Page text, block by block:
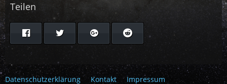
Teilen
Datenschutzerklärung Kontakt Impressum